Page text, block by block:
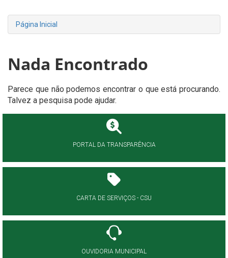
Página Inicial
Nada Encontrado
Parece que não podemos encontrar o que está procurando.
Talvez a pesquisa pode ajudar.
PORTAL DA TRANSPARÊNCIA
CARTA DE SERVIÇOS - CSU
OUVIDORIA MUNICIPAL